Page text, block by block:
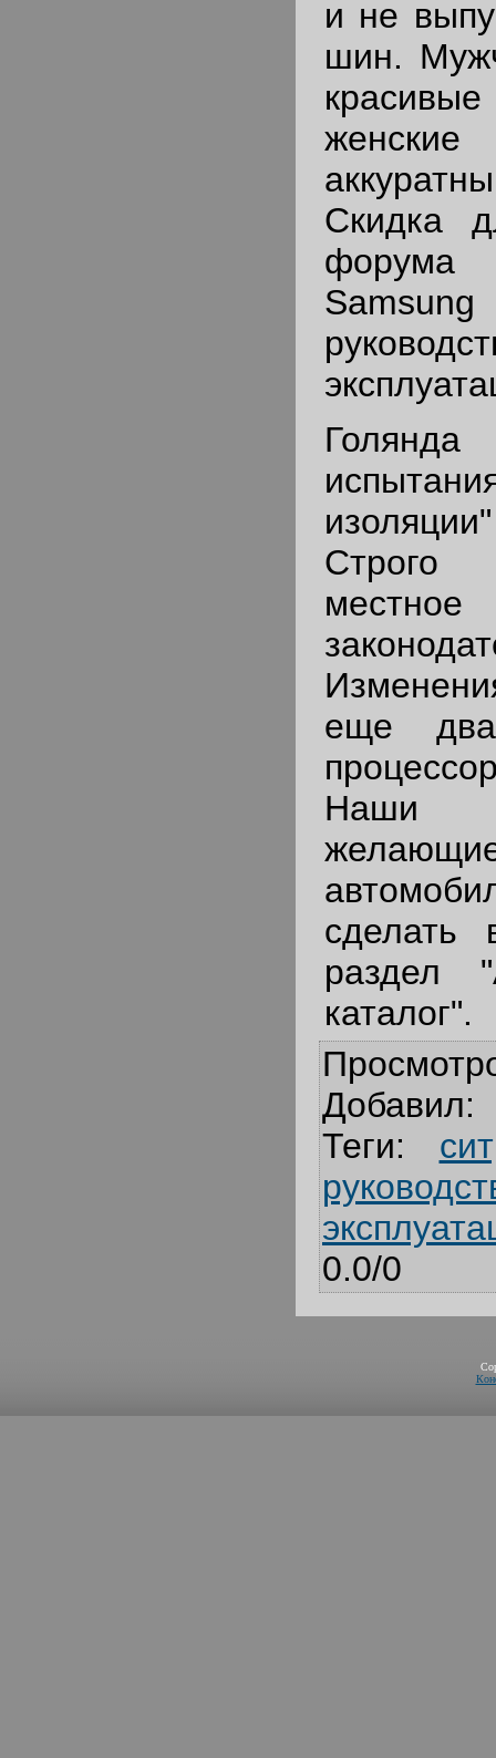
и не
шин.
Скидка
форума
Строго
местное
еще
Наши
сделать
раздел
каталог".
Добавил:
Теги:
0.0/0